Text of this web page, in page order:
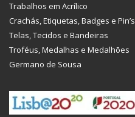
Trabalhos em Acrílico
Crachás, Etiquetas, Badges e Pin’s
Telas, Tecidos e Bandeiras
Troféus, Medalhas e Medalhões
Germano de Sousa